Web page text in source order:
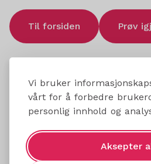
Vi bruker
vårt for å forbedre
personlig innhold og
Aksepter
Til forsiden Prøv